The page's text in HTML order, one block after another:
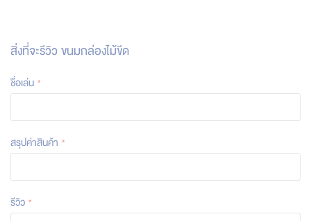
สิ่งที่จะรีวิวขนมกล่องไม้ขีด
ชื่อเล่น
สรุปค่าสินค้า
รีวิว